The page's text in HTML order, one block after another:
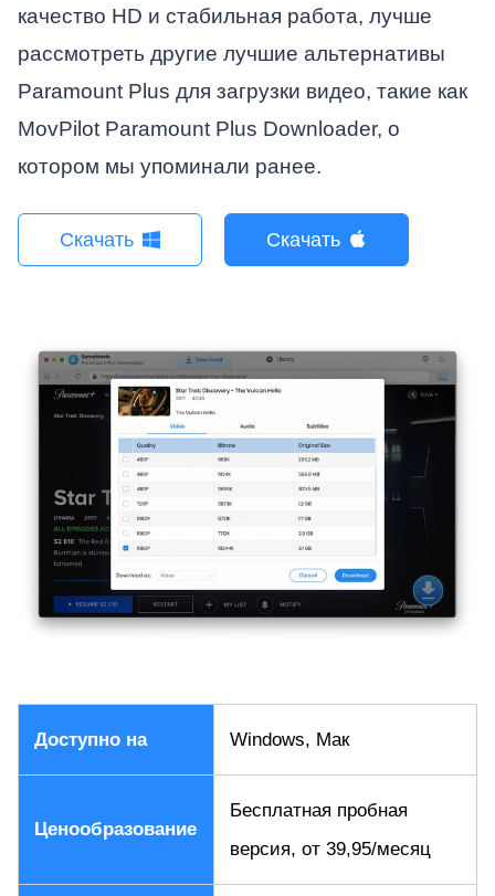
качество HD и стабильная работа, лучше
рассмотреть другие лучшие альтернативы
Paramount Plus для загрузки видео, такие как
MovPilot Paramount Plus Downloader, о
котором мы упоминали ранее.
Скачать Скачать
Доступно на Windows, Мак
Ценообразование
Бесплатная пробная
версия, от 39,95/месяц